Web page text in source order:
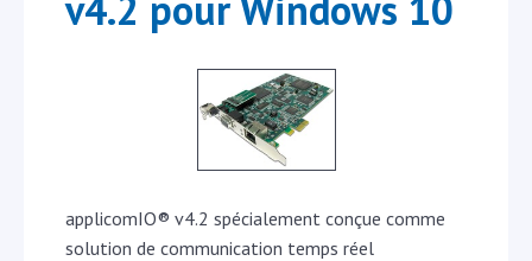
applicomIO® v4.2 spécialement conçue comme
solution de communication temps réel